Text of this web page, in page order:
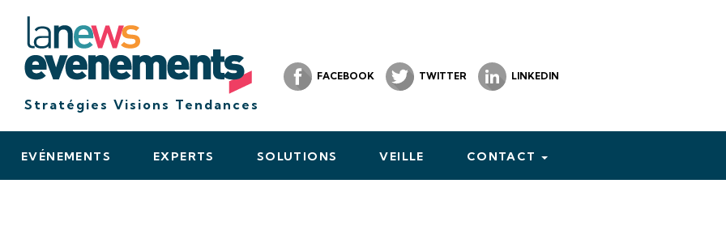
Stratégies Visions Tendances
FACEBOOK TWITTER LINKEDIN
EVÉNEMENTS EXPERTS SOLUTIONS VEILLE CONTACT